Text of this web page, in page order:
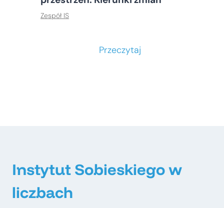
Zespół IS
Przeczytaj
–
Instytut Sobieskiego w
liczbach